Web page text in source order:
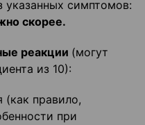
указанных симптомов:
скорее.
реакции (могут
из 10):
(как правило,
при